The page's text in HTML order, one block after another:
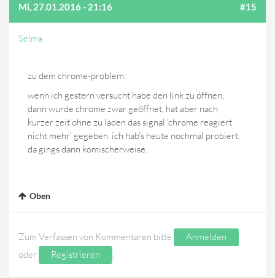
Mi, 27.01.2016 - 21:16 #15
Selma
zu dem chrome-problem:
wenn ich gestern versucht habe den link zu öffnen,
dann wurde chrome zwar geöffnet, hat aber nach
kurzer zeit ohne zu laden das signal 'chrome reagiert
nicht mehr' gegeben. ich hab's heute nochmal probiert,
da gings dann komischerweise.
Oben
Zum Verfassen von Kommentaren bitte
Anmelden
oder
Registrieren .